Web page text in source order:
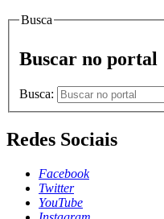
Busca
Buscar no portal
Busca:
Redes Sociais
Facebook
Twitter
YouTube